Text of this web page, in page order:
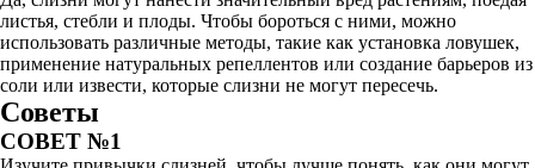
листья, стебли и плоды. Чтобы бороться с ними, можно
использовать различные методы, такие как установка ловушек,
применение натуральных репеллентов или создание барьеров из
соли или извести, которые слизни не могут пересечь.
Советы
СОВЕТ №1